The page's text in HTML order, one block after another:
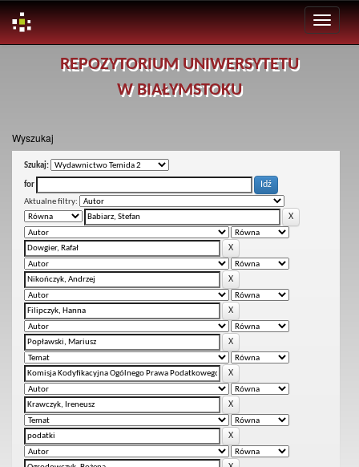
REPOZYTORIUM UNIWERSYTETU
W BIAŁYMSTOKU
Wyszukaj
Szukaj:
for
Aktualne filtry: